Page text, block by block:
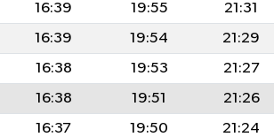
16:39 19:55
21:31
16:39 19:54
21:29
16:38 19:53
21:27
16:38 19:51
21:26
16:37 19:50
21:24